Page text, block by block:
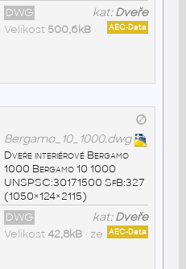
kat:Dveře
DWG
AEC-Data
Velikost 500,6kB•
Bergamo_10_1000.dwg
Dveře interiérové Bergamo
1000 Bergamo 10 1000
UNSPSC:30171500 SfB:327
(1050×124×2115)
kat:Dveře
DWG
AEC-Data
Velikost 42,8kB• ze